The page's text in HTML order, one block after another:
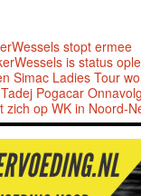
stopt ermee
is status
Simac Ladies Tour
Pogacar
zich op WK in Noord-